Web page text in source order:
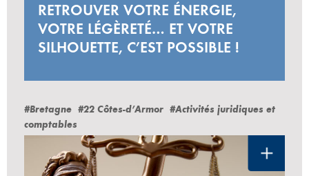
RETROUVER VOTRE ÉNERGIE,
VOTRE LÉGÈRETÉ… ET VOTRE
SILHOUETTE, C’EST POSSIBLE !
#Bretagne #22 Côtes-d’Armor #Activités juridiques et
comptables